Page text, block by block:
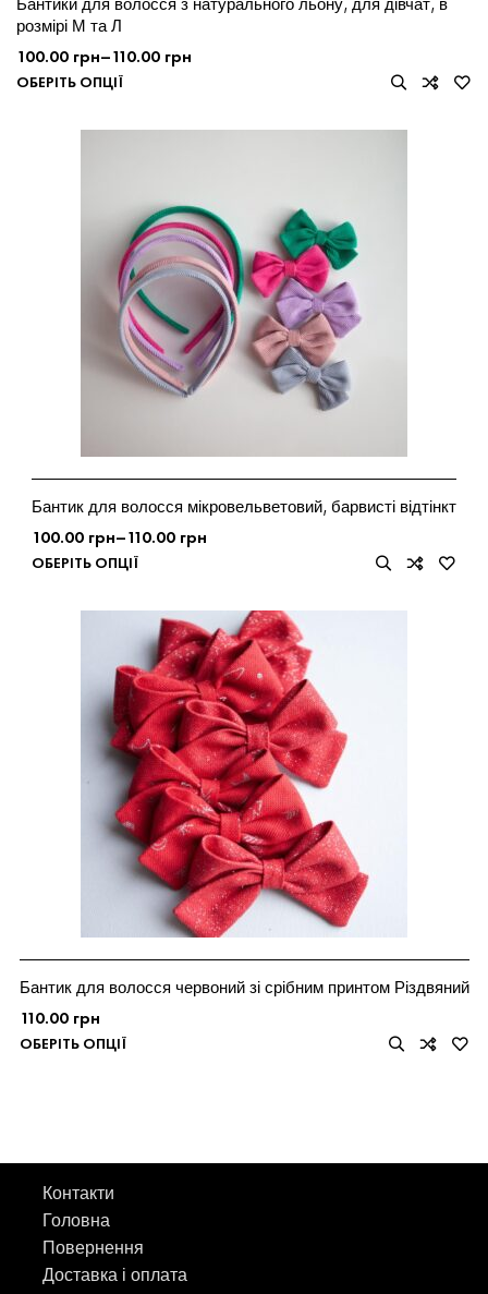
розмірі М та Л
100.00 грн–110.00 грн
ОБЕРІТЬ ОПЦІЇ
Бантик для волосся мікровельветовий, барвисті відтінкт
100.00 грн–110.00 грн
ОБЕРІТЬ ОПЦІЇ
Бантик для волосся червоний зі срібним принтом Різдвяний
110.00 грн
ОБЕРІТЬ ОПЦІЇ
Контакти
Головна
Повернення
Доставка і оплата